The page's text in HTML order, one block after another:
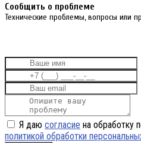
Cообщить о проблеме
Технические проблемы, вопросы или
Я даю согласие на обработку
политикой обработки